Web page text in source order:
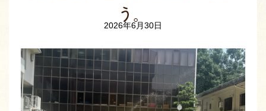
う。
2026年6月30日